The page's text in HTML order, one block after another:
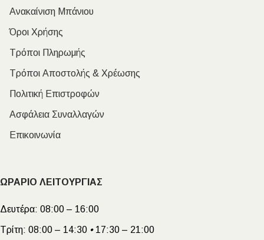
Ανακαίνιση Μπάνιου
Όροι Χρήσης
Τρόποι Πληρωμής
Τρόποι Αποστολής & Χρέωσης
Πολιτική Επιστροφών
Ασφάλεια Συναλλαγών
Επικοινωνία
ΩΡΑΡΙΟ ΛΕΙΤΟΥΡΓΙΑΣ
Δευτέρα: 08:00 – 16:00
Τρίτη: 08:00 – 14:30 •17:30 – 21:00